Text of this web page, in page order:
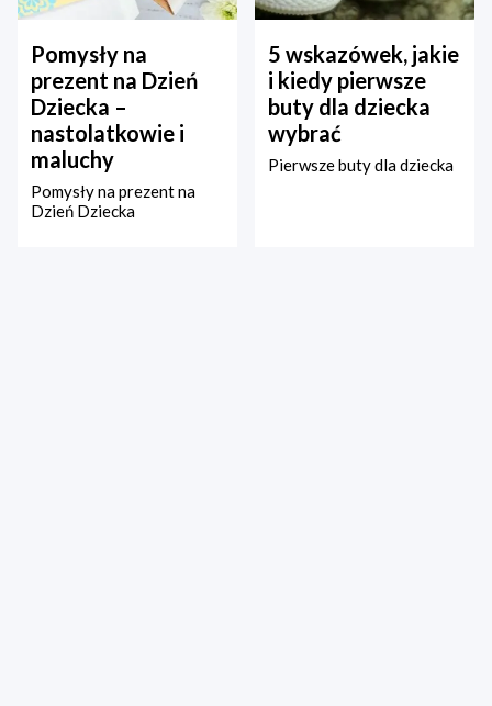
Pomysły na
prezent na Dzień
Dziecka –
nastolatkowie i
maluchy
Pomysły na prezent na
Dzień Dziecka
5 wskazówek, jakie
i kiedy pierwsze
buty dla dziecka
wybrać
Pierwsze buty dla dziecka